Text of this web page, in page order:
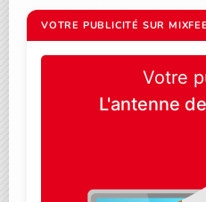
VOTRE PUBLICITÉ SUR
Votre
L'antenne